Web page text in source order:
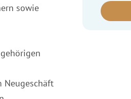
sowie
Neugeschäft